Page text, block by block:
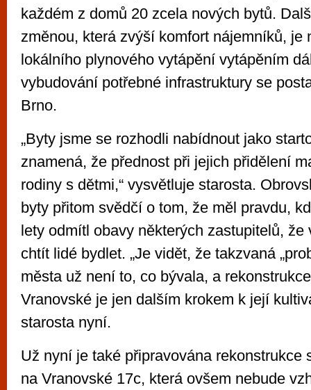
každém z domů 20 zcela nových bytů.
změnou, která zvýší komfort nájemníků, je
lokálního plynového vytápění vytápěním
vybudování potřebné infrastruktury se
Brno.
„Byty jsme se rozhodli nabídnout jako
znamená, že přednost při jejich přidělení
rodiny s dětmi,“ vysvětluje starosta.
byty přitom svědčí o tom, že měl pravdu,
lety odmítl obavy některých zastupitelů, že
chtít lidé bydlet. „Je vidět, že takzvaná
města už není to, co bývala, a
Vranovské je jen dalším krokem k její
starosta nyní.
Už nyní je také připravována rekonstrukce
na Vranovské 17c, která ovšem nebude